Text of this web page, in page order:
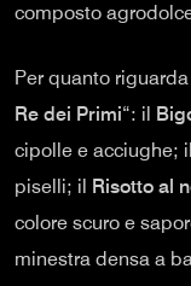
composto
Per quanto
Re dei Primi“: il
cipolle e acciughe; il
piselli; il Risotto al
colore scuro e
minestra densa a